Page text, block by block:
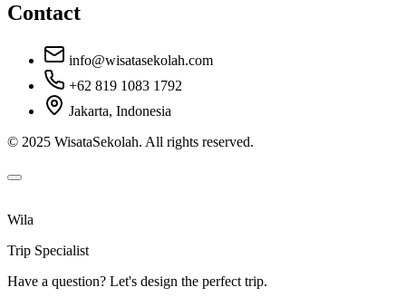
Contact
info@wisatasekolah.com
+62 819 1083 1792
Jakarta, Indonesia
© 2025 WisataSekolah. All rights reserved.
Wila
Trip Specialist
Have a question? Let's design the perfect trip.